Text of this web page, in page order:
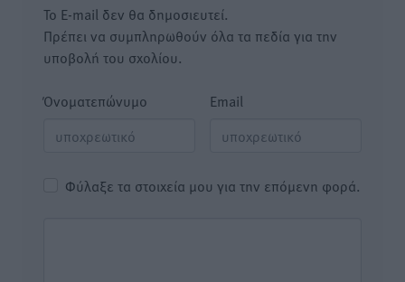
Το E-mail δεν θα δημοσιευτεί.
Πρέπει να συμπληρωθούν όλα τα πεδία για την
υποβολή του σχολίου.
Όνοματεπώνυμο Email
Φύλαξε τα στοιχεία μου για την επόμενη φορά.